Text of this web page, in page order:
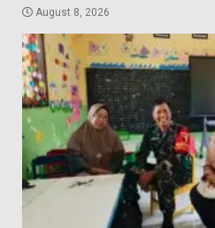
August 8, 2026